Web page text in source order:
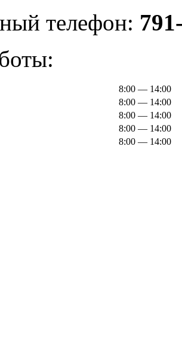
телефон:
8:00 — 14:00
8:00 — 14:00
8:00 — 14:00
8:00 — 14:00
8:00 — 14:00